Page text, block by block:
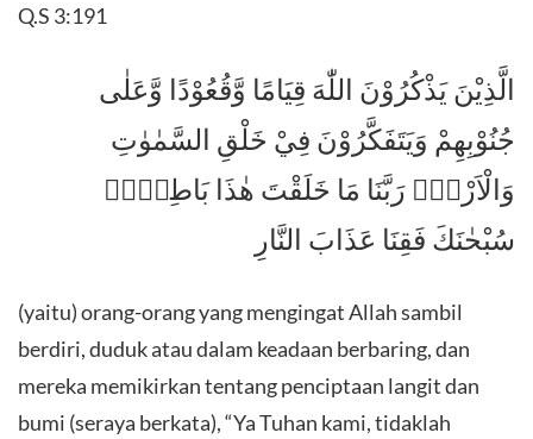
Q.S 3:191
الَّذِيْنَ يَذْكُرُوْنَ اللّٰهَ قِيَامًا وَّقُعُوْدًا وَّعَلٰى
جُنُوْبِهِمْ وَيَتَفَكَّرُوْنَ فِيْ خَلْقِ السَّمٰوٰتِ
وَالْاَرْضِۚ رَبَّنَا مَا خَلَقْتَ هٰذَا بَاطِلًاۚ
سُبْحٰنَكَ فَقِنَا عَذَابَ النَّارِ
(yaitu) orang-orang yang mengingat Allah sambil
berdiri, duduk atau dalam keadaan berbaring, dan
mereka memikirkan tentang penciptaan langit dan
bumi (seraya berkata), “Ya Tuhan kami, tidaklah